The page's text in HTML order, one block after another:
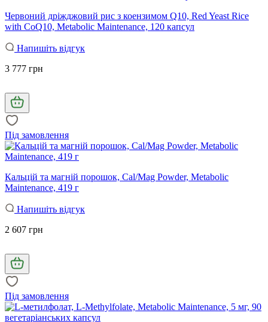
Червоний дріжджовий рис з коензимом Q10, Red Yeast Rice
with CoQ10, Metabolic Maintenance, 120 капсул
Напишіть відгук
3 777 грн
Під замовлення
Кальцій та магній порошок, Cal/Mag Powder, Metabolic
Maintenance, 419 г
Напишіть відгук
2 607 грн
Під замовлення